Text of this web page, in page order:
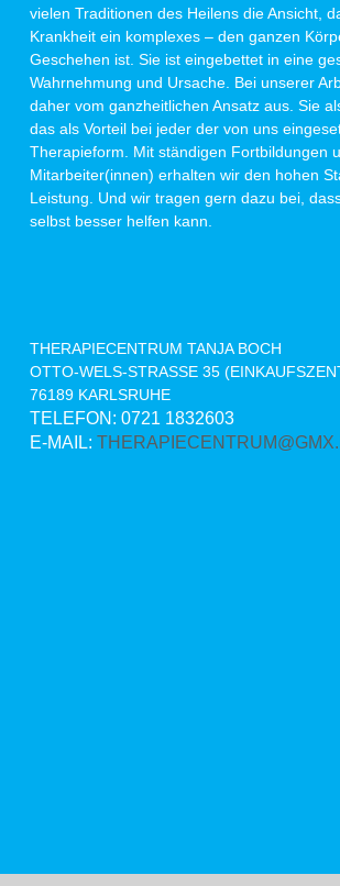
vielen Traditionen des Heilens die Ansicht,
Krankheit ein komplexes – den ganzen
Geschehen ist. Sie ist eingebettet in eine
Wahrnehmung und Ursache. Bei unserer
daher vom ganzheitlichen Ansatz aus. Sie
das als Vorteil bei jeder der von uns
Therapieform. Mit ständigen Fortbildungen
Mitarbeiter(innen) erhalten wir den hohen
Leistung. Und wir tragen gern dazu bei,
selbst besser helfen kann.
THERAPIECENTRUM TANJA BOCH
OTTO-WELS-STRASSE 35
76189 KARLSRUHE
TELEFON: 0721 1832603
E-MAIL: